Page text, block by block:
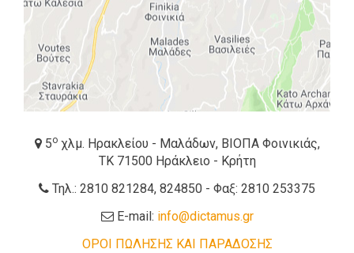
5οχλμ. Ηρακλείου - Μαλάδων, ΒΙΟΠΑ Φοινικιάς,
ΤΚ 71500 Ηράκλειο - Κρήτη
Τηλ.: 2810 821284, 824850 - Φαξ: 2810 253375
E-mail: info@dictamus.gr
ΟΡΟΙ ΠΩΛΗΣΗΣ ΚΑΙ ΠΑΡΑΔΟΣΗΣ